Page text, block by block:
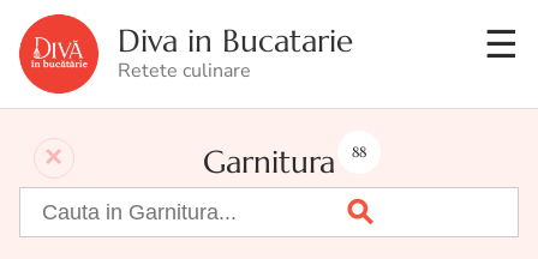
Diva in Bucatarie
Retete culinare
Garnitura 88